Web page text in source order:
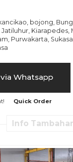
bojong,
Kiarapedes,
Purwakarta,
Whatsapp
Quick Order
Info